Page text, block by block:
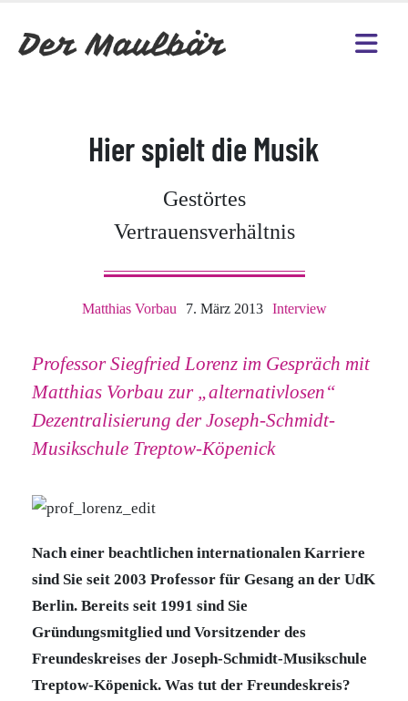
Hier spielt die Musik
Gestörtes
Vertrauensverhältnis
Matthias Vorbau 7. März 2013 Interview
Professor Siegfried Lorenz im Gespräch mit
Matthias Vorbau zur „alternativlosen“
Dezentralisierung der Joseph-Schmidt-
Musikschule Treptow-Köpenick
Nach einer beachtlichen internationalen Karriere
sind Sie seit 2003 Professor für Gesang an der UdK
Berlin. Bereits seit 1991 sind Sie
Gründungsmitglied und Vorsitzender des
Freundeskreises der Joseph-Schmidt-Musikschule
Treptow-Köpenick. Was tut der Freundeskreis?